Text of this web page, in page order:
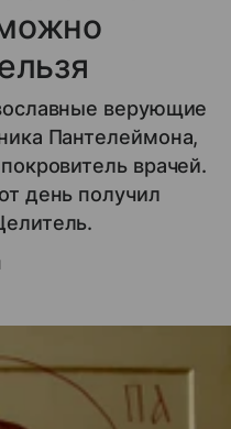
верующие
Пантелеймона,
врачей.
день получил